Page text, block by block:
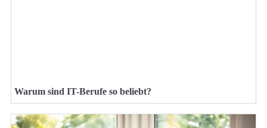
Warum sind IT-Berufe so beliebt?